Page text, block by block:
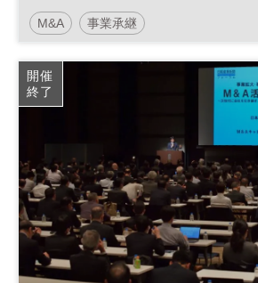
～新事業承継税制や引継ぎ支援
事業承継支援策の有効活用を目
M&A 事業承継
開催
終了